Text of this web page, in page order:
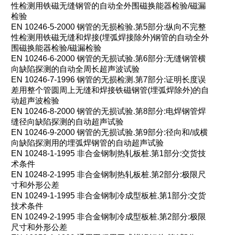
性检测 用铁磁无缝钢管的自动全外围磁换能器检验/磁漏
检验
EN 10246-5-2000 钢管的无损检验.第5部分:纵向不完整
性检测 用铁磁无缝和焊接(埋弧焊接除外)钢管的自动全外
围磁换能器检验/磁漏检验
EN 10246-6-2000 钢管的无损试验.第6部分:无缝钢管横
向缺陷探测的自动全周长超声波试验
EN 10246-7-1996 钢管的无损检测 .第7部分:证明长度误
差用整个管圆周上无缝和焊接铁磁钢管(埋弧焊除外)的自
动超声波检验
EN 10246-8-2000 钢管的无损试验.第8部分:电焊钢管焊
缝径向缺陷探测的自动超声试验
EN 10246-9-2000钢管的无损试验.第9部分:径向和/或横
向缺陷探测用的埋弧焊钢管的自动超声试验
EN 10248-1-1995非合金钢制热轧板桩.第1部分:交货技
术条件
EN 10248-2-1995非合金钢制热轧板桩.第2部分:极限尺
寸和外形公差
EN 10249-1-1995非合金钢制冷成型板桩.第1部分:交货
技术条件
EN 10249-2-1995非合金钢制冷成型板桩.第2部分:极限
尺寸和外形公差